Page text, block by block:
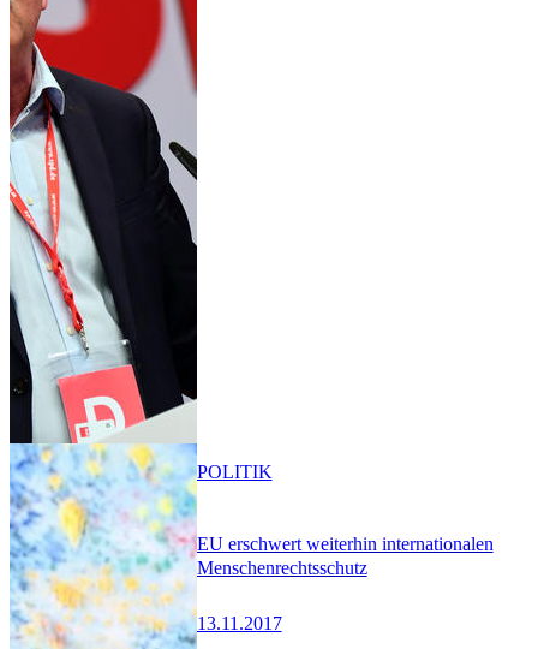
EU erschwert weiterhin internationalen
Menschenrechtsschutz
13.11.2017
POLITIK